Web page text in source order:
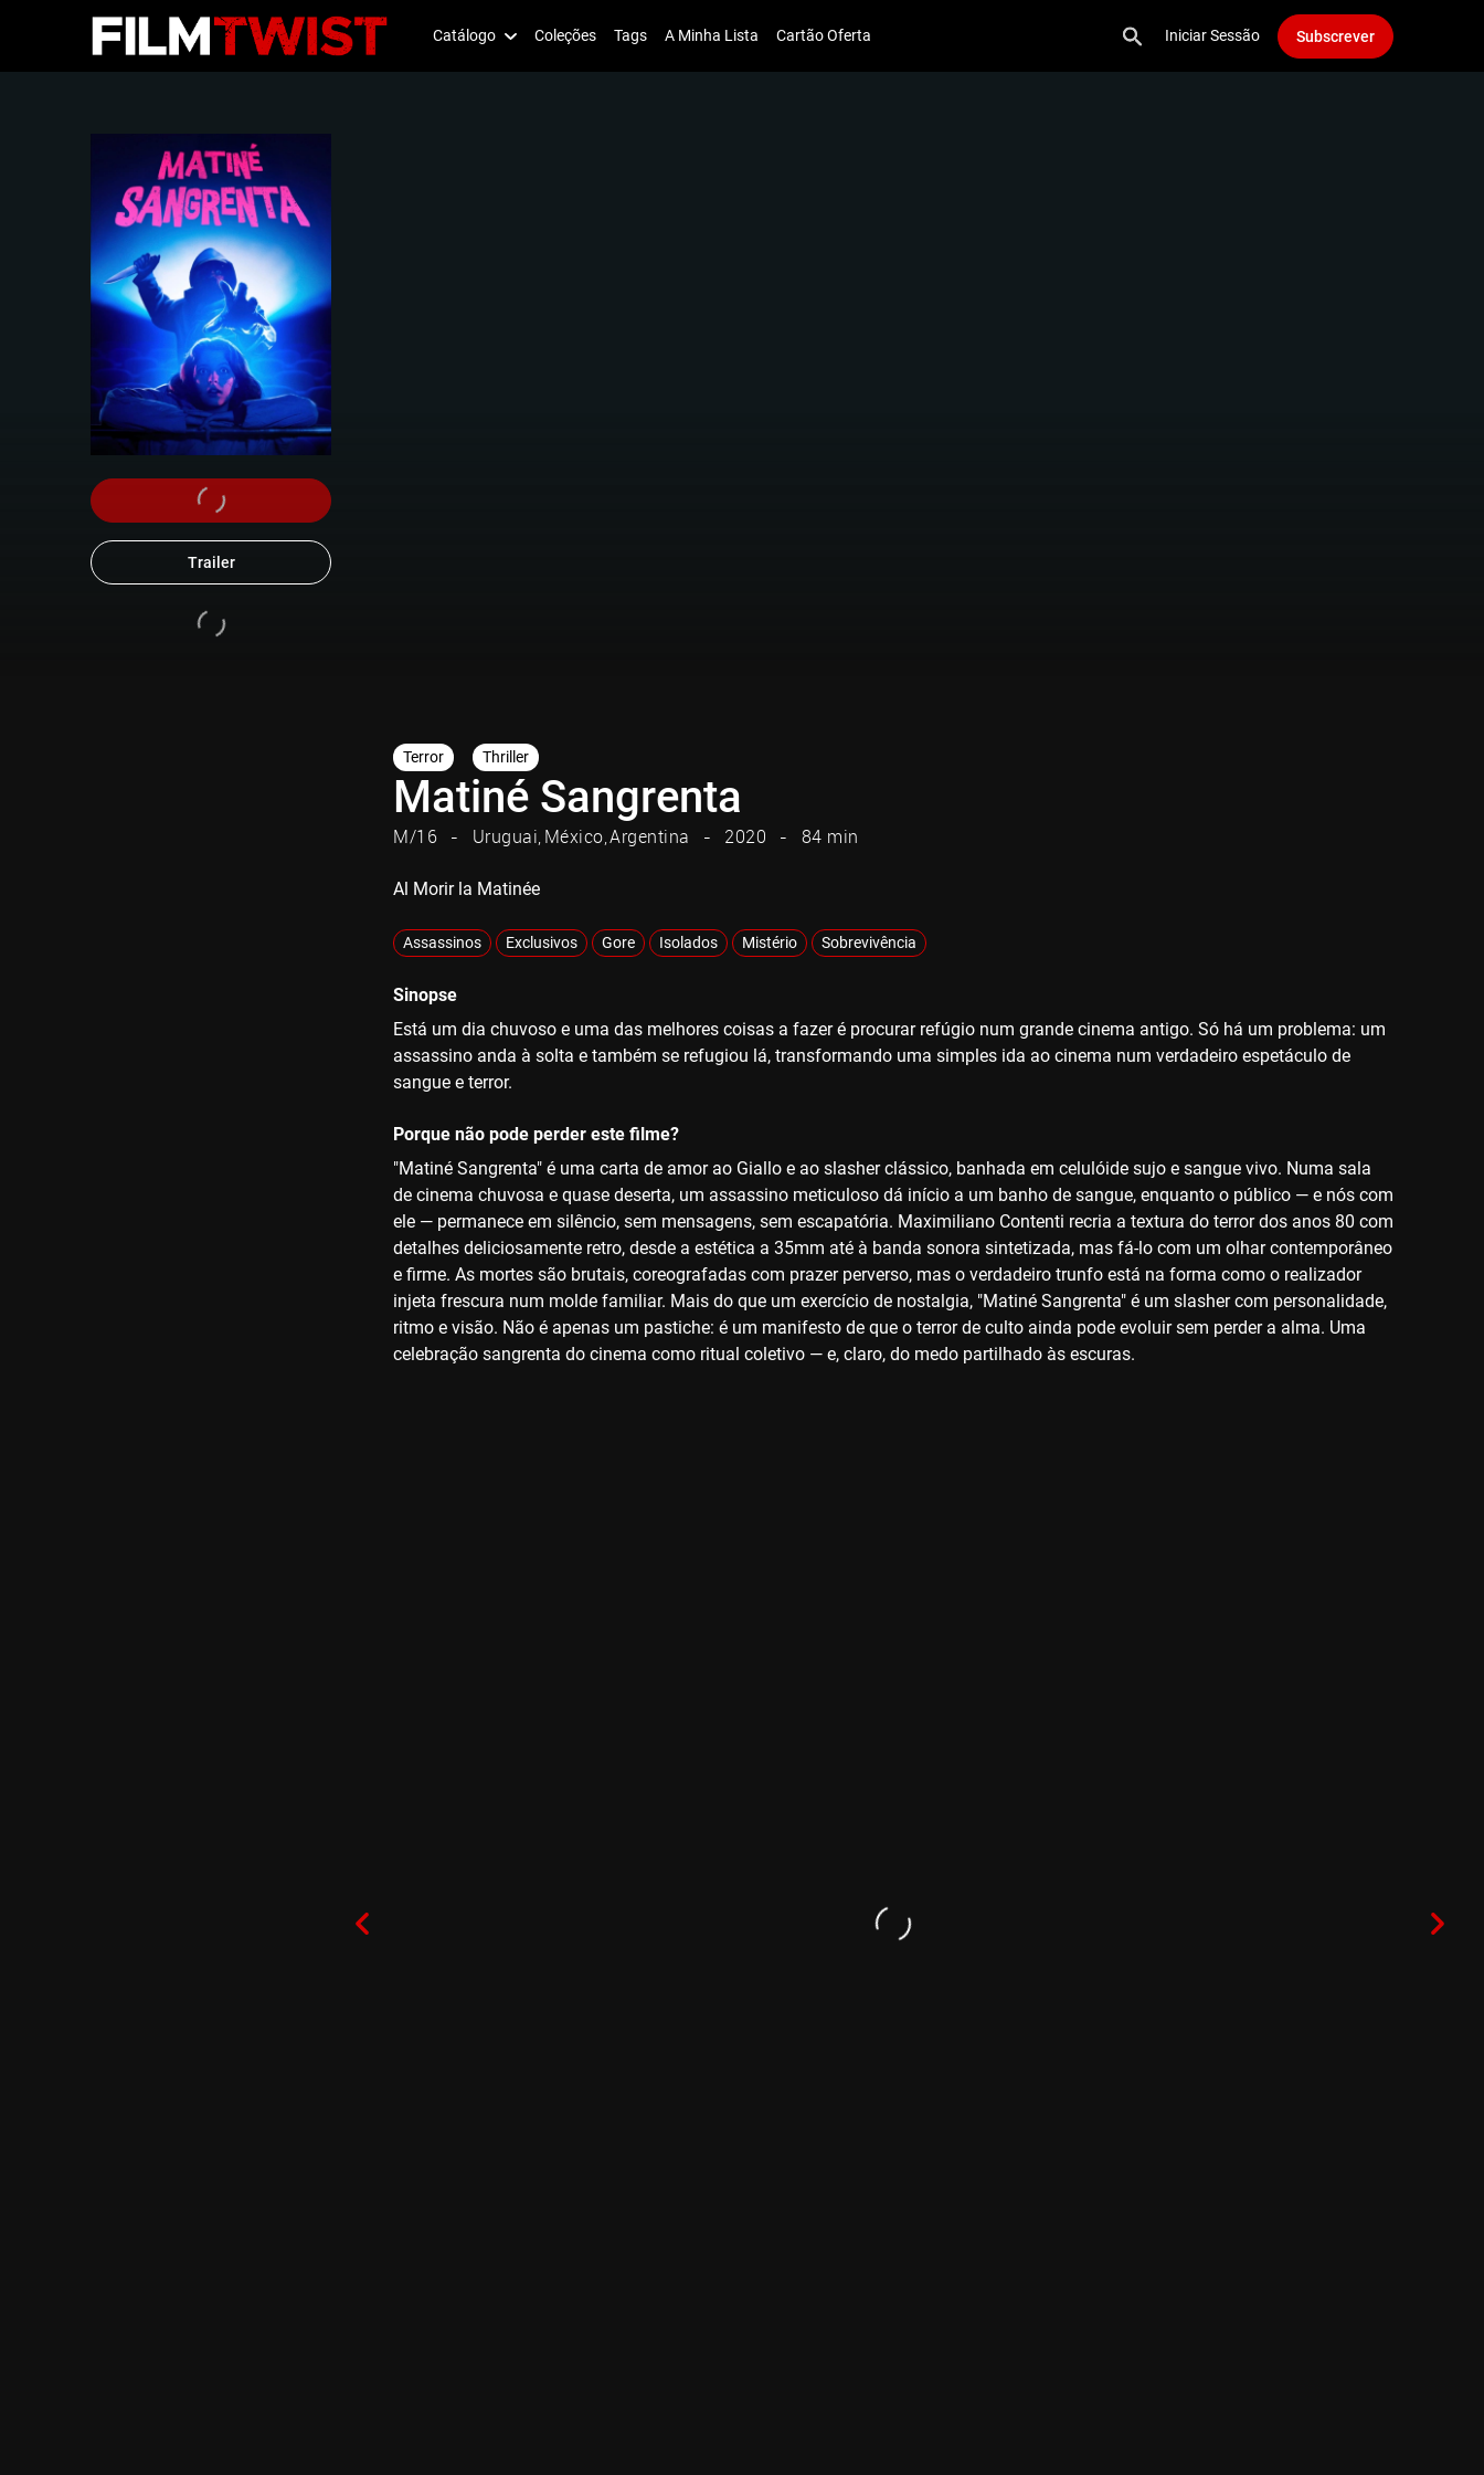
Catálogo Coleções Tags A Minha Lista Cartão Oferta Iniciar Sessão Subscrever
Trailer
Terror Thriller
Matiné Sangrenta
M/16 Uruguai México Argentina 2020 84 min
Al Morir la Matinée
Assassinos Exclusivos Gore Isolados Mistério Sobrevivência
Sinopse
Está um dia chuvoso e uma das melhores coisas a fazer é procurar refúgio num grande cinema antigo. Só há um problema: um
assassino anda à solta e também se refugiou lá, transformando uma simples ida ao cinema num verdadeiro espetáculo de
sangue e terror.
Porque não pode perder este filme?
"Matiné Sangrenta" é uma carta de amor ao Giallo e ao slasher clássico, banhada em celulóide sujo e sangue vivo. Numa sala
de cinema chuvosa e quase deserta, um assassino meticuloso dá início a um banho de sangue, enquanto o público — e nós com
ele — permanece em silêncio, sem mensagens, sem escapatória. Maximiliano Contenti recria a textura do terror dos anos 80 com
detalhes deliciosamente retro, desde a estética a 35mm até à banda sonora sintetizada, mas fá-lo com um olhar contemporâneo
e firme. As mortes são brutais, coreografadas com prazer perverso, mas o verdadeiro trunfo está na forma como o realizador
injeta frescura num molde familiar. Mais do que um exercício de nostalgia, "Matiné Sangrenta" é um slasher com personalidade,
ritmo e visão. Não é apenas um pastiche: é um manifesto de que o terror de culto ainda pode evoluir sem perder a alma. Uma
celebração sangrenta do cinema como ritual coletivo — e, claro, do medo partilhado às escuras.